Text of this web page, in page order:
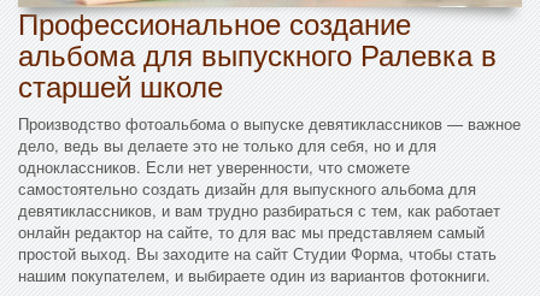
Профессиональное создание
альбома для выпускного Ралевка в
старшей школе
Производство фотоальбома о выпуске девятиклассников — важное
дело, ведь вы делаете это не только для себя, но и для
одноклассников. Если нет уверенности, что сможете
самостоятельно создать дизайн для выпускного альбома для
девятиклассников, и вам трудно разбираться с тем, как работает
онлайн редактор на сайте, то для вас мы представляем самый
простой выход. Вы заходите на сайт Студии Форма, чтобы стать
нашим покупателем, и выбираете один из вариантов фотокниги.